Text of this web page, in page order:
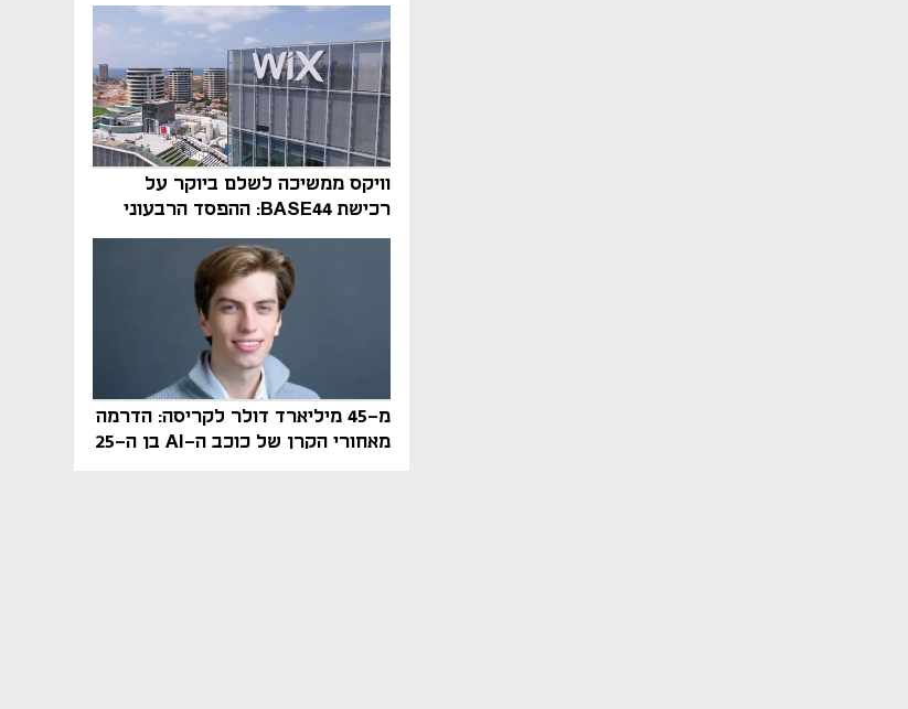
וויקס ממשיכה לשלם ביוקר על
רכישת BASE44: ההפסד הרבעוני
זינק ל-76 מיליון דולר
מ-45 מיליארד דולר לקריסה: הדרמה
מאחורי הקרן של כוכב ה-AI בן ה-25